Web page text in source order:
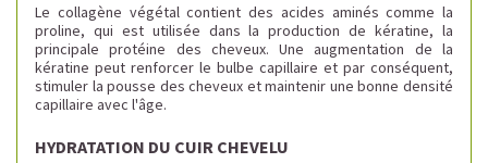
Le collagène végétal contient des acides aminés comme la
proline, qui est utilisée dans la production de kératine, la
principale protéine des cheveux. Une augmentation de la
kératine peut renforcer le bulbe capillaire et par conséquent,
stimuler la pousse des cheveux et maintenir une bonne densité
capillaire avec l'âge.
HYDRATATION DU CUIR CHEVELU